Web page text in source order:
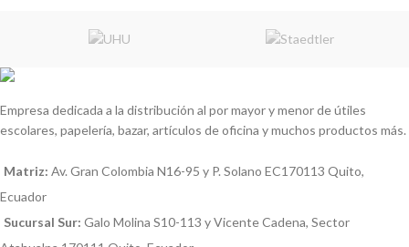
Empresa dedicada a la distribución al por mayor y menor de útiles
escolares, papelería, bazar, artículos de oficina y muchos productos más.
Matriz: Av. Gran Colombia N16-95 y P. Solano EC170113 Quito,
Ecuador
Sucursal Sur: Galo Molina S10-113 y Vicente Cadena, Sector